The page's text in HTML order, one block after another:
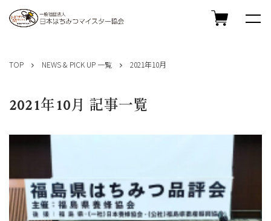
TOP NEWS & PICK UP 一覧 2021年10月
2021年10月 記事一覧